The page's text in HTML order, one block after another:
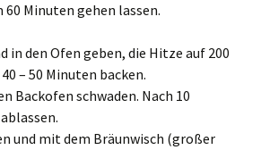
60 Minuten gehen lassen.
in den Ofen geben, die Hitze auf 200
– 50 Minuten backen.
Backofen schwaden. Nach 10
und mit dem Bräunwisch (großer